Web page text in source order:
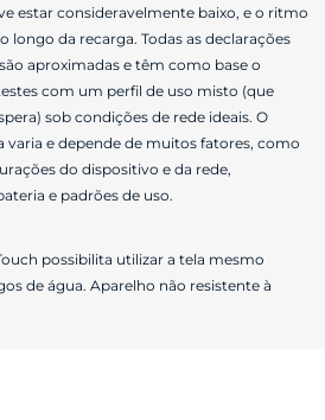
estar consideravelmente baixo, e o ritmo
da recarga. Todas as declarações
aproximadas e têm como base o
com um perfil de uso misto (que
sob condições de rede ideais. O
varia e depende de muitos fatores, como
do dispositivo e da rede,
e padrões de uso.
possibilita utilizar a tela mesmo
de água. Aparelho não resistente à